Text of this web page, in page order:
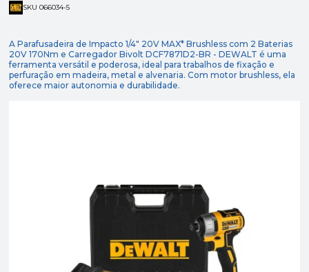
SKU 066034-5
A Parafusadeira de Impacto 1/4" 20V MAX* Brushless com 2 Baterias
20V 170Nm e Carregador Bivolt DCF7871D2-BR - DEWALT é uma
ferramenta versátil e poderosa, ideal para trabalhos de fixação e
perfuração em madeira, metal e alvenaria. Com motor brushless, ela
oferece maior autonomia e durabilidade.